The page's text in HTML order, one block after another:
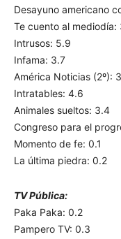
Desayuno americano
Te cuento al mediodía:
Intrusos: 5.9
Infama: 3.7
América Noticias (2º):
Intratables: 4.6
Animales sueltos: 3.4
Congreso para el
Momento de fe: 0.1
La última piedra: 0.2
TV Pública:
Paka Paka: 0.2
Pampero TV: 0.3